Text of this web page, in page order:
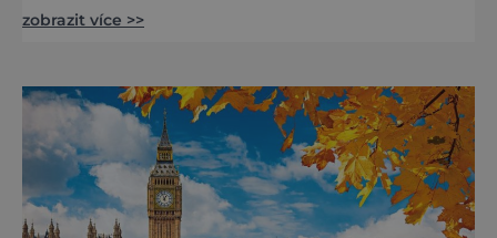
nejkrásnější svátky v roce? Nákupy, bruslení,
typicky londýnského? Angličané milují
kluziště, patří k neodmyslitelné předvánoční
tradici a zábavě všech věkových k
zobrazit více >>